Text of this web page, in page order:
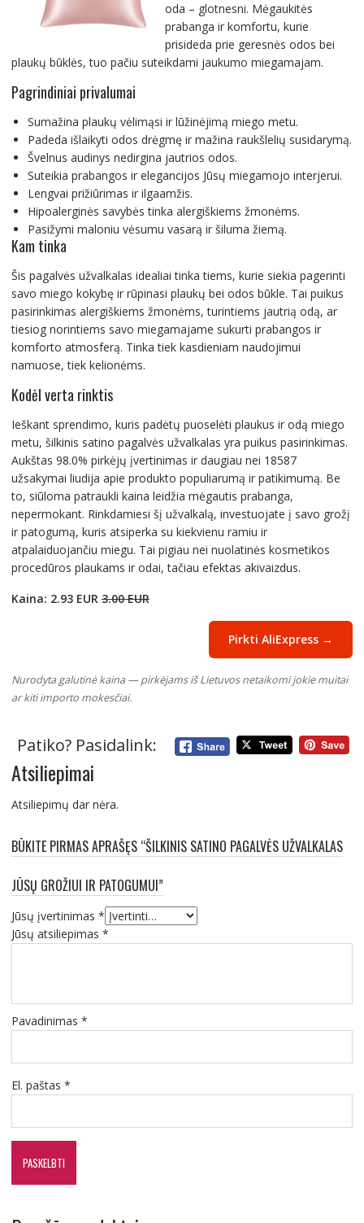
oda – glotnesni. Mėgaukitės
prabanga ir komfortu, kurie
prisideda prie geresnės odos bei
plaukų būklės, tuo pačiu suteikdami jaukumo miegamajam.
Pagrindiniai privalumai
Sumažina plaukų vėlimąsi ir lūžinėjimą miego metu.
Padeda išlaikyti odos drėgmę ir mažina raukšlelių susidarymą.
Švelnus audinys nedirgina jautrios odos.
Suteikia prabangos ir elegancijos Jūsų miegamojo interjerui.
Lengvai prižiūrimas ir ilgaamžis.
Hipoalerginės savybės tinka alergiškiems žmonėms.
Pasižymi maloniu vėsumu vasarą ir šiluma žiemą.
Kam tinka
Šis pagalvės užvalkalas idealiai tinka tiems, kurie siekia pagerinti
savo miego kokybę ir rūpinasi plaukų bei odos būkle. Tai puikus
pasirinkimas alergiškiems žmonėms, turintiems jautrią odą, ar
tiesiog norintiems savo miegamajame sukurti prabangos ir
komforto atmosferą. Tinka tiek kasdieniam naudojimui
namuose, tiek kelionėms.
Kodėl verta rinktis
Ieškant sprendimo, kuris padėtų puoselėti plaukus ir odą miego
metu, šilkinis satino pagalvės užvalkalas yra puikus pasirinkimas.
Aukštas 98.0% pirkėjų įvertinimas ir daugiau nei 18587
užsakymai liudija apie produkto populiarumą ir patikimumą. Be
to, siūloma patraukli kaina leidžia mėgautis prabanga,
nepermokant. Rinkdamiesi šį užvalkalą, investuojate į savo grožį
ir patogumą, kuris atsiperka su kiekvienu ramiu ir
atpalaiduojančiu miegu. Tai pigiau nei nuolatinės kosmetikos
procedūros plaukams ir odai, tačiau efektas akivaizdus.
Kaina: 2.93 EUR 3.00 EUR
Pirkti AliExpress →
Nurodyta galutinė kaina — pirkėjams iš Lietuvos netaikomi jokie muitai
ar kiti importo mokesčiai.
Patiko? Pasidalink:
Atsiliepimai
Atsiliepimų dar nėra.
BŪKITE PIRMAS APRAŠĘS “ŠILKINIS SATINO PAGALVĖS UŽVALKALAS
JŪSŲ GROŽIUI IR PATOGUMUI”
Jūsų įvertinimas *
Jūsų atsiliepimas *
Pavadinimas *
El. paštas *